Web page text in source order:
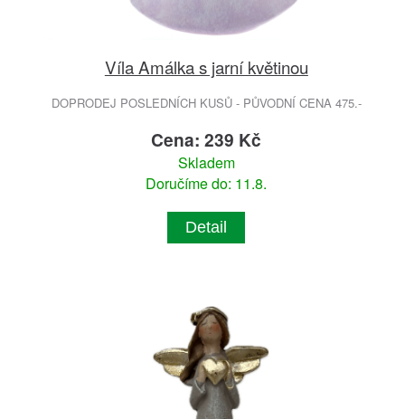
Víla Amálka s jarní květinou
DOPRODEJ POSLEDNÍCH KUSŮ - PŮVODNÍ CENA 475.-
Cena: 239 Kč
Skladem
Doručíme do: 11.8.
Detail